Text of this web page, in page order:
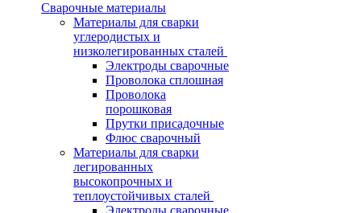
Сварочные материалы
Материалы для сварки
углеродистых и
низколегированных сталей
Электроды сварочные
Проволока сплошная
Проволока
порошковая
Прутки присадочные
Флюс сварочный
Материалы для сварки
легированных
высокопрочных и
теплоустойчивых сталей
Электроды сварочные